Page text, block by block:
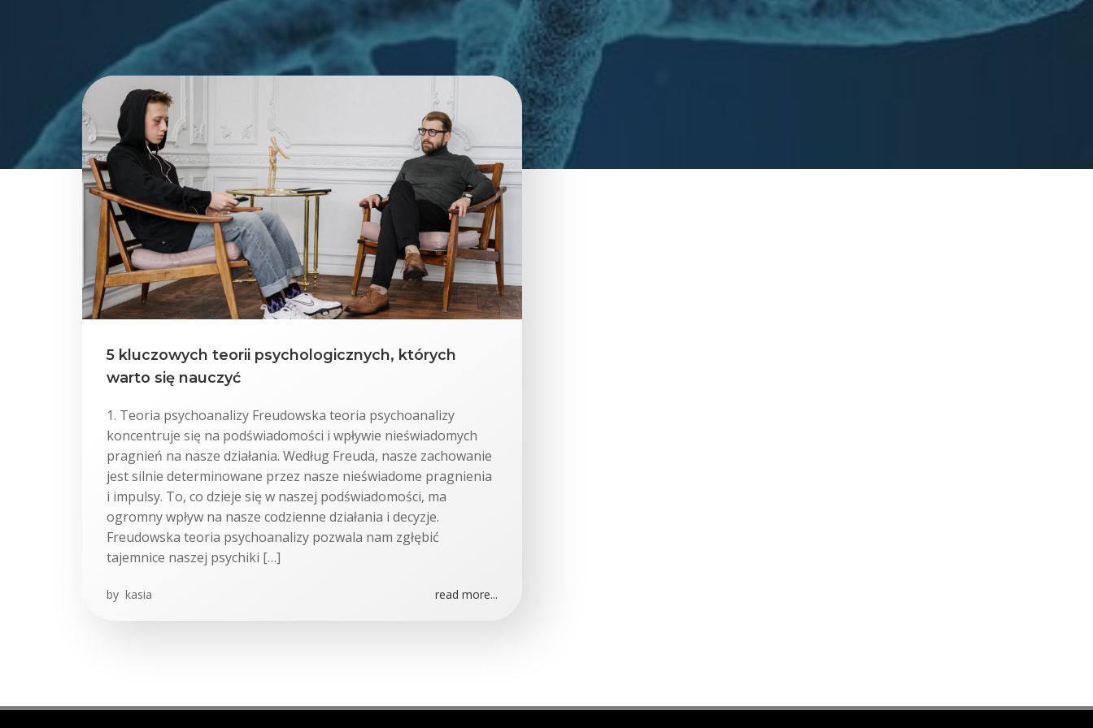
5 kluczowych teorii psychologicznych, których
warto się nauczyć
1. Teoria psychoanalizy Freudowska teoria psychoanalizy
koncentruje się na podświadomości i wpływie nieświadomych
pragnień na nasze działania. Według Freuda, nasze zachowanie
jest silnie determinowane przez nasze nieświadome pragnienia
i impulsy. To, co dzieje się w naszej podświadomości, ma
ogromny wpływ na nasze codzienne działania i decyzje.
Freudowska teoria psychoanalizy pozwala nam zgłębić
tajemnice naszej psychiki […]
by kasia read more...